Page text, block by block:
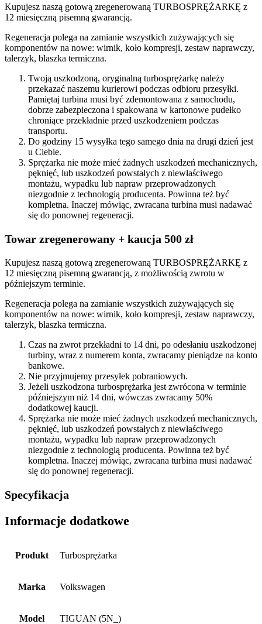
Kupujesz naszą gotową zregenerowaną TURBOSPRĘŻARKĘ z
12 miesięczną pisemną gwarancją.
Regeneracja polega na zamianie wszystkich zużywających się
komponentów na nowe: wirnik, koło kompresji, zestaw naprawczy,
talerzyk, blaszka termiczna.
Twoją uszkodzoną, oryginalną turbosprężarkę należy
przekazać naszemu kurierowi podczas odbioru przesyłki.
Pamiętaj turbina musi być zdemontowana z samochodu,
dobrze zabezpieczona i spakowana w kartonowe pudełko
chroniące przekładnie przed uszkodzeniem podczas
transportu.
Do godziny 15 wysyłka tego samego dnia na drugi dzień jest
u Ciebie.
Sprężarka nie może mieć żadnych uszkodzeń mechanicznych,
pęknięć, lub uszkodzeń powstałych z niewłaściwego
montażu, wypadku lub napraw przeprowadzonych
niezgodnie z technologią producenta. Powinna też być
kompletna. Inaczej mówiąc, zwracana turbina musi nadawać
się do ponownej regeneracji.
Towar zregenerowany + kaucja 500 zł
Kupujesz naszą gotową zregenerowaną TURBOSPRĘŻARKĘ z
12 miesięczną pisemną gwarancją, z możliwością zwrotu w
późniejszym terminie.
Regeneracja polega na zamianie wszystkich zużywających się
komponentów na nowe: wirnik, koło kompresji, zestaw naprawczy,
talerzyk, blaszka termiczna.
Czas na zwrot przekładni to 14 dni, po odesłaniu uszkodzonej
turbiny, wraz z numerem konta, zwracamy pieniądze na konto
bankowe.
Nie przyjmujemy przesyłek pobraniowych.
Jeżeli uszkodzona turbosprężarka jest zwrócona w terminie
późniejszym niż 14 dni, wówczas zwracamy 50%
dodatkowej kaucji.
Sprężarka nie może mieć żadnych uszkodzeń mechanicznych,
pęknięć, lub uszkodzeń powstałych z niewłaściwego
montażu, wypadku lub napraw przeprowadzonych
niezgodnie z technologią producenta. Powinna też być
kompletna. Inaczej mówiąc, zwracana turbina musi nadawać
się do ponownej regeneracji.
Specyfikacja
Informacje dodatkowe
Produkt Turbosprężarka
Marka Volkswagen
Model TIGUAN (5N_)